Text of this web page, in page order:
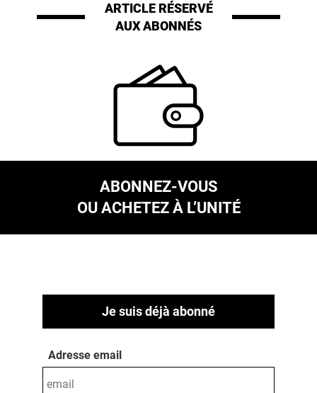
ARTICLE RÉSERVÉ
AUX ABONNÉS
ABONNEZ-VOUS
OU ACHETEZ À L’UNITÉ
Je suis déjà abonné
Adresse email